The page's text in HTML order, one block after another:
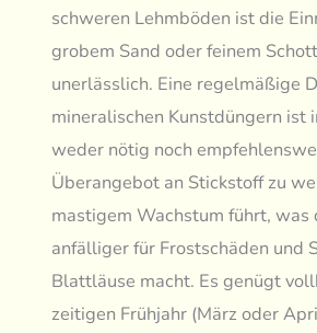
schweren Lehmböden ist die
grobem Sand oder feinem
unerlässlich. Eine regelmäßige
mineralischen Kunstdüngern ist
weder nötig noch
Überangebot an Stickstoff zu
mastigem Wachstum führt, was
anfälliger für Frostschäden und
Blattläuse macht. Es genügt
zeitigen Frühjahr (März oder